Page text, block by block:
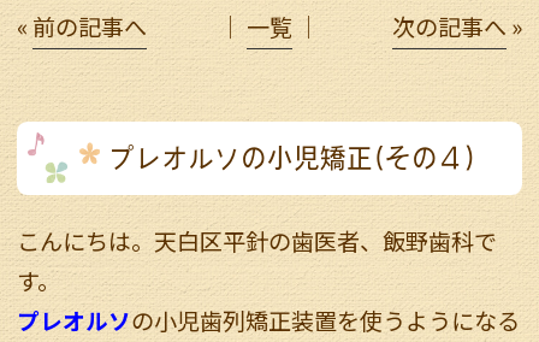
« 前の記事へ │ 一覧 │ 次の記事へ»
プレオルソの小児矯正(その４)
こんにちは。天白区平針の歯医者、飯野歯科で
す。
プレオルソの小児歯列矯正装置を使うようになる